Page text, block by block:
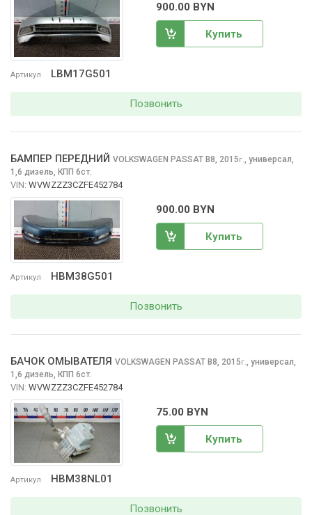
Артикул LBM17G501
900.00 BYN
Купить
Позвонить
Артикул HBM38G501
БАМПЕР ПЕРЕДНИЙ VOLKSWAGEN PASSAT B8, 2015г., универсал,
1,6 дизель, КПП 6ст.
VIN: WVWZZZ3CZFE452784
900.00 BYN
Купить
Позвонить
Артикул HBM38NL01
БАЧОК ОМЫВАТЕЛЯ VOLKSWAGEN PASSAT B8, 2015г., универсал,
1,6 дизель, КПП 6ст.
VIN: WVWZZZ3CZFE452784
75.00 BYN
Купить
Позвонить